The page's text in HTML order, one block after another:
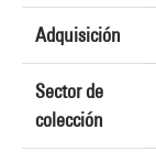
Adquisición
Sector de
colección